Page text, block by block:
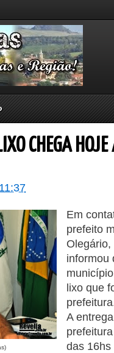
CHEGA HOJE
11:37
Em
prefeito
informou
lixo que
A
das 16hs